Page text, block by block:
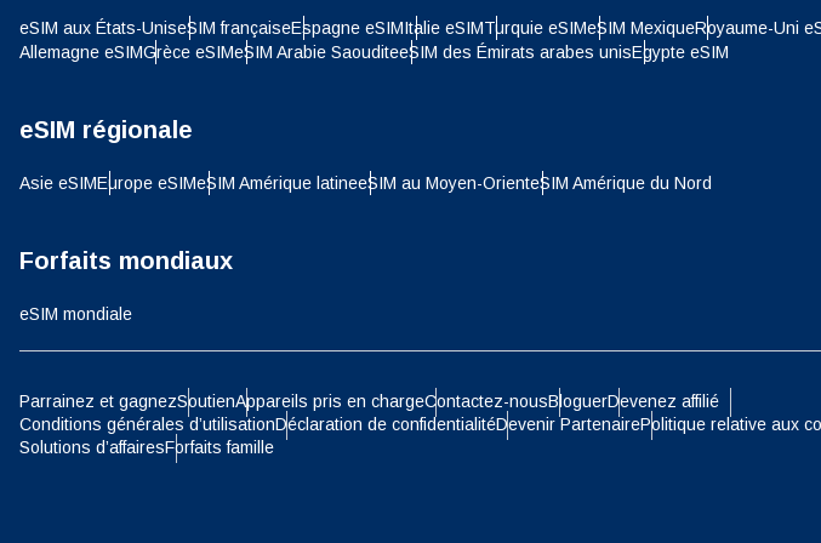
eSIM aux États-UniseSIM françaiseEspagne eSIMItalie eSIMTurquie eSIMeSIM MexiqueRoyaume-Uni
Allemagne eSIMGrèce eSIMeSIM Arabie SaouditeeSIM des Émirats arabes unisEgypte eSIM
eSIM régionale
Asie eSIMEurope eSIMeSIM Amérique latineeSIM au Moyen-OrienteSIM Amérique du Nord
Forfaits mondiaux
eSIM mondiale
Parrainez et gagnezSoutienAppareils pris en chargeContactez-nousBloguerDevenez affilié
Conditions générales d’utilisationDéclaration de confidentialitéDevenir PartenairePolitique relative aux
Solutions d’affairesForfaits famille
العربية
Polski
SGD - Dollar De Singapour
CAD - Dollar Canadien